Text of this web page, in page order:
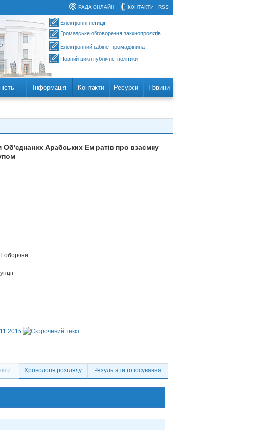
RSS
КОНТАКТИ
РАДА ОНЛАЙН
Електронні петиції
Громадське обговорення законопроєктів
Електронний кабінет громадянина
Повний цикл публічної політики
Інформація Контакти Ресурси Новини
Об'єднаних Арабських Еміратів про взаємну
оборони
Хронологія розгляду Результати голосування